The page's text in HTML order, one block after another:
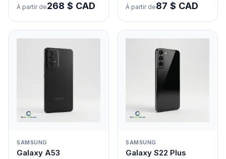
À partir de268 $ CAD À partir de87 $ CAD
SAMSUNG
Galaxy A53
SAMSUNG
Galaxy S22 Plus